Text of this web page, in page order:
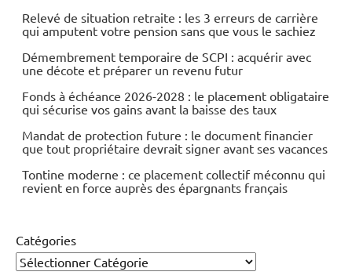
Relevé de situation retraite : les 3 erreurs de carrière
qui amputent votre pension sans que vous le sachiez
Démembrement temporaire de SCPI : acquérir avec
une décote et préparer un revenu futur
Fonds à échéance 2026-2028 : le placement obligataire
qui sécurise vos gains avant la baisse des taux
Mandat de protection future : le document financier
que tout propriétaire devrait signer avant ses vacances
Tontine moderne : ce placement collectif méconnu qui
revient en force auprès des épargnants français
Catégories